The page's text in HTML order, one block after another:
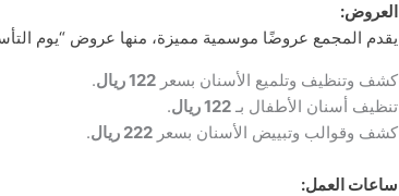
العروض:
يقدم المجمع عروضًا موسمية مميزة، منها عروض “يوم
كشف وتنظيف وتلميع الأسنان بسعر 122ريال.
تنظيف أسنان الأطفال بـ 122ريال.
كشف وقوالب وتبييض الأسنان بسعر 222 ريال.
ساعات العمل: